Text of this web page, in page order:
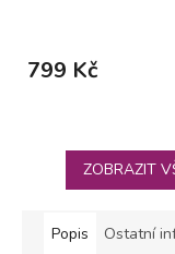
799 Kč
ZOBRAZIT
Popis Ostatní